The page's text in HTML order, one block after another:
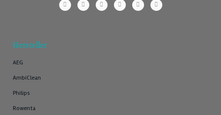
Hersteller
AEG
AmbiClean
Philips
Rowenta